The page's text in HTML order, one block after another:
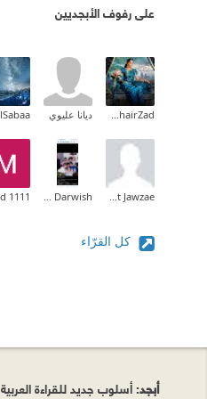
على رفوف الأبجديين
Rahel KhairZad ديانا عليوي
Jannat Jawzae
Aya Darwish
كل القرّاء
أبجد: أسلوب جديد للقراءة العربية